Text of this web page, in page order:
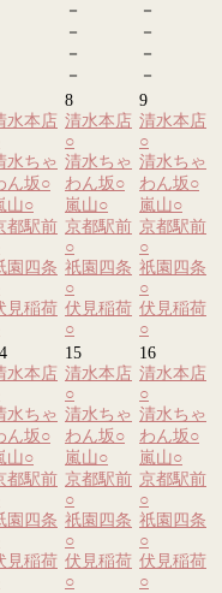
－
－
－
－
－
－
－
－
水本店
水ちゃ
ん坂○
山○
都駅前
園四条
見稲荷
8
清水本店
○
清水ちゃ
わん坂○
嵐山○
京都駅前
○
祇園四条
○
伏見稲荷
○
9
清水本店
○
清水ちゃ
わん坂○
嵐山○
京都駅前
○
祇園四条
○
伏見稲荷
○
水本店
水ちゃ
ん坂○
山○
都駅前
園四条
見稲荷
15
清水本店
○
清水ちゃ
わん坂○
嵐山○
京都駅前
○
祇園四条
○
伏見稲荷
○
16
清水本店
○
清水ちゃ
わん坂○
嵐山○
京都駅前
○
祇園四条
○
伏見稲荷
○